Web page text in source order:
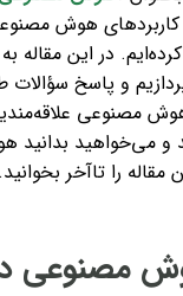
کاربردهای هوش
در این مقاله به
و پاسخ سؤالات
مصنوعی
و می‌خواهید
مقاله را تاآخر بخوانید.
مصنوعی